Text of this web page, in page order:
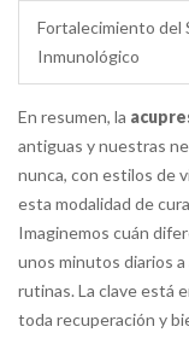
Fortalecimiento del
Inmunológico
En resumen, la
antiguas y nuestras
nunca, con estilos de
esta modalidad de
Imaginemos cuán
unos minutos diarios
rutinas. La clave está
toda recuperación y